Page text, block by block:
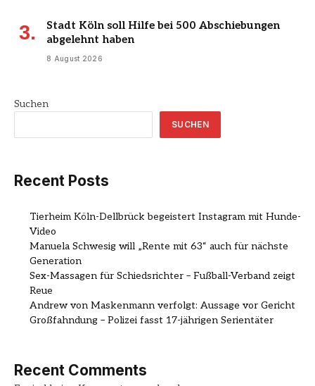
Stadt Köln soll Hilfe bei 500 Abschiebungen
abgelehnt haben
8 August 2026
Suchen
SUCHEN
Recent Posts
Tierheim Köln-Dellbrück begeistert Instagram mit Hunde-
Video
Manuela Schwesig will „Rente mit 63“ auch für nächste
Generation
Sex-Massagen für Schiedsrichter – Fußball-Verband zeigt
Reue
Andrew von Maskenmann verfolgt: Aussage vor Gericht
Großfahndung – Polizei fasst 17-jährigen Serientäter
Recent Comments